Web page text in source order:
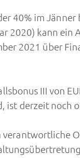
40% im Jänner
2020) kann ein
2021 über
III von
ist derzeit noch